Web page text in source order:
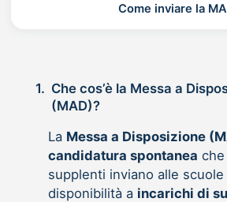
Come inviare la
1. Che cos’è la Messa a Disposizione
(MAD)?
La Messa a Disposizione
candidatura spontanea
supplenti inviano alle
disponibilità a incarichi di